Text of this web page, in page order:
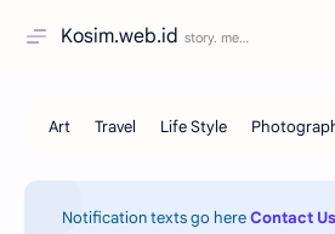
Kosim.web.id
Notification texts go hereContact Us